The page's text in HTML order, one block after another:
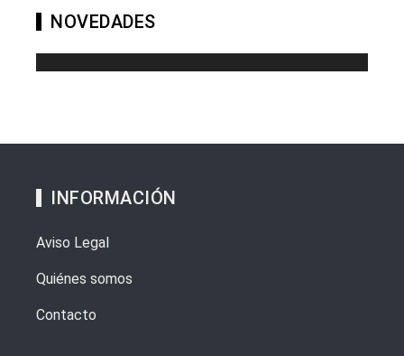
NOVEDADES
INFORMACIÓN
Aviso Legal
Quiénes somos
Contacto